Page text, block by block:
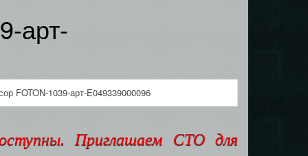
арт-
FOTON-1039-арт-E049339000096
Приглашаем СТО для